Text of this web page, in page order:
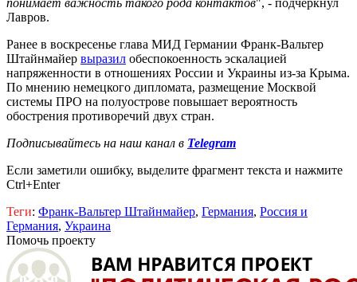
Лавров.
Ранее в воскресенье глава МИД Германии Франк-Вальтер
Штайнмайер выразил обеспокоенность эскалацией
напряженности в отношениях России и Украины из-за Крыма.
По мнению немецкого дипломата, размещение Москвой
системы ПРО на полуострове повышает вероятность
обострения противоречий двух стран.
Подписывайтесь на наш канал в Telegram
Если заметили ошибку, выделите фрагмент текста и нажмите
Ctrl+Enter
Теги: Франк-Вальтер Штайнмайер, Германия, Россия и
Германия, Украина
Помочь проекту